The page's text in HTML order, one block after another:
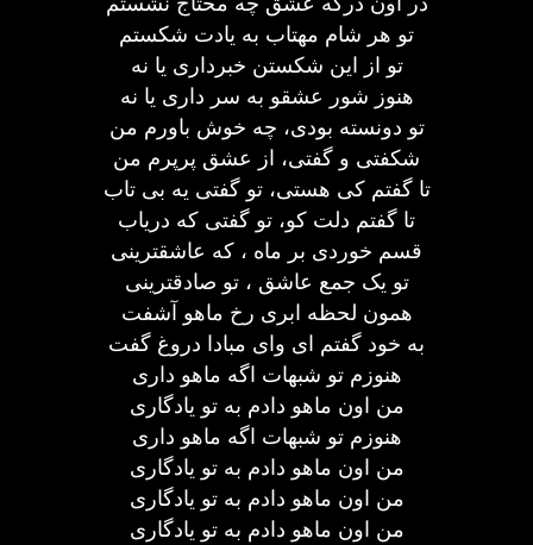
تو هر شام مهتاب به یادت شکستم
تو از این شکستن خبرداری یا نه
هنوز شور عشقو به سر داری یا نه
تو دونسته بودی، چه خوش باورم من
شکفتی و گفتی، از عشق پرپرم من
تا گفتم کی هستی، تو گفتی یه بی تاب
تا گفتم دلت کو، تو گفتی که دریاب
قسم خوردی بر ماه ، که عاشقترینی
تو یک جمع عاشق ، تو صادقترینی
همون لحظه ابری رخ ماهو آشفت
به خود گفتم ای وای مبادا دروغ گفت
هنوزم تو شبهات اگه ماهو داری
من اون ماهو دادم به تو یادگاری
هنوزم تو شبهات اگه ماهو داری
من اون ماهو دادم به تو یادگاری
من اون ماهو دادم به تو یادگاری
من اون ماهو دادم به تو یادگاری